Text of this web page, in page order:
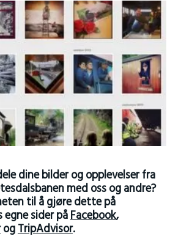
dine bilder og opplevelser fra
med oss og andre?
til å gjøre dette på
egne sider påFacebook,
ogTripAdvisor.